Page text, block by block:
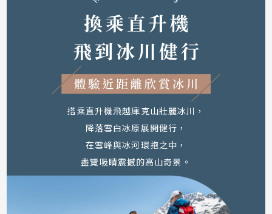
乘纜車登頂俯瞰皇后鎮與湖景，
並在山頂體驗刺激的Luge滑車。
上順特別安排白天登上包伯峰，
與多數行程因拉車趕路而錯過白日美景不同，
讓您輕鬆收藏皇后鎮最動人的湖光山色！